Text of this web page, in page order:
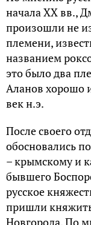
начала XX вв.,
произошли не
племени,
названием
это было два
Аланов хорошо
век н.э.
После своего
обосновались
– крымскому и
бывшего
русское
пришли
Новгорода. По